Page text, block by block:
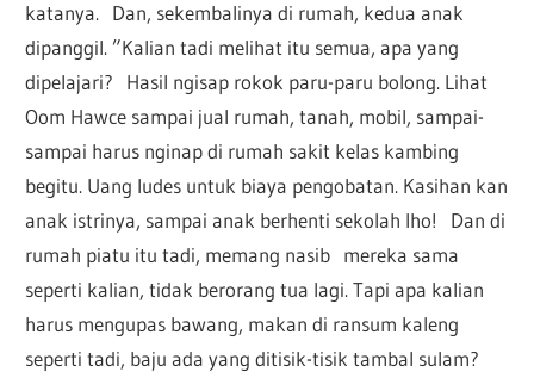
katanya. Dan, sekembalinya di rumah, kedua anak
dipanggil. ”Kalian tadi melihat itu semua, apa yang
dipelajari? Hasil ngisap rokok paru-paru bolong. Lihat
Oom Hawce sampai jual rumah, tanah, mobil, sampai-
sampai harus nginap di rumah sakit kelas kambing
begitu. Uang ludes untuk biaya pengobatan. Kasihan kan
anak istrinya, sampai anak berhenti sekolah lho! Dan di
rumah piatu itu tadi, memang nasib mereka sama
seperti kalian, tidak berorang tua lagi. Tapi apa kalian
harus mengupas bawang, makan di ransum kaleng
seperti tadi, baju ada yang ditisik-tisik tambal sulam?